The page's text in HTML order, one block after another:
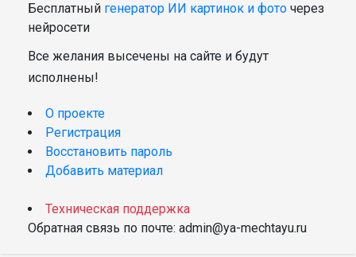
Бесплатный генератор ИИ картинок и фото через
нейросети
Все желания высечены на сайте и будут
исполнены!
О проекте
Регистрация
Восстановить пароль
Добавить материал
Техническая поддержка
Обратная связь по почте: admin@ya-mechtayu.ru